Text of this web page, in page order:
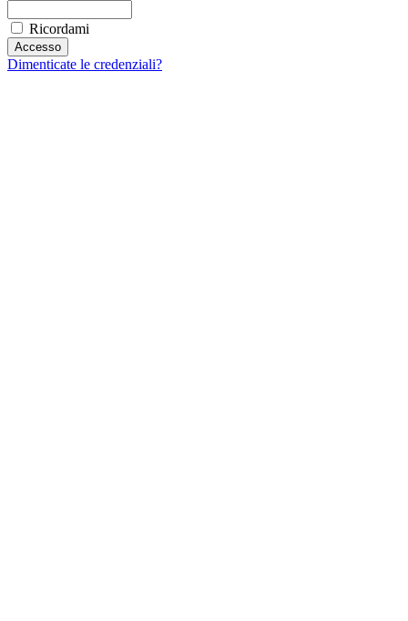
Ricordami
Dimenticate le credenziali?